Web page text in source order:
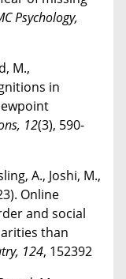
Psychology,
M.,
in
12(3), 590-
A., Joshi, M.,
Online
and social
than
124, 152392